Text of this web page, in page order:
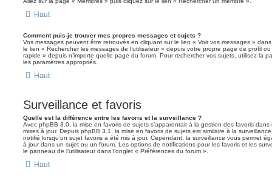
Haut
Comment puis-je trouver mes propres messages et sujets ?
Vos messages peuvent être retrouvés en cliquant sur le lien « Voir vos messages »
le lien « Rechercher les messages de l’utilisateur » depuis votre propre page de profil
rapide » depuis n’importe quelle page du forum. Pour rechercher vos sujets, utilisez la
les paramètres appropriés.
Haut
Surveillance et favoris
Quelle est la différence entre les favoris et la surveillance ?
Avec phpBB 3.0, la mise en favoris de sujets s’apparentait à la gestion des favoris
mises à jour. Depuis phpBB 3.1, la mise en favoris de sujets est similaire à la
notifié lorsqu’un sujet favoris a été mis à jour. Cependant, la surveillance vous permet
à jour dans un sujet ou un forum. Les options de notifications pour les favoris et les
le panneau de l’utilisateur dans l’onglet « Préférences du forum ».
Haut